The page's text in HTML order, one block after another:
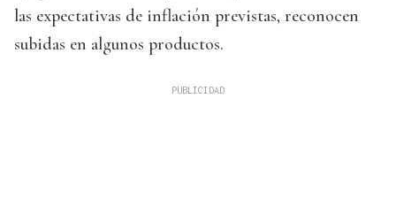
las expectativas de inflación previstas, reconocen
subidas en algunos productos.